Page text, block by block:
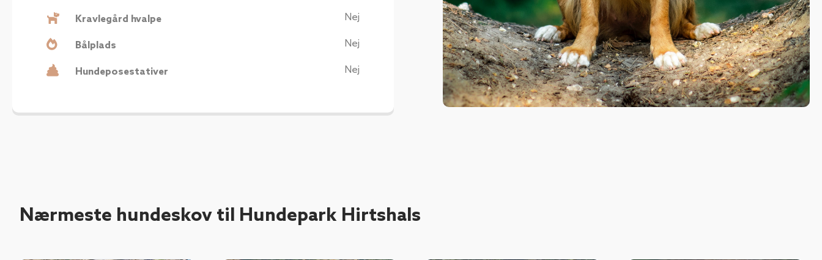
Kravlegård hvalpe Nej
Bålplads Nej
Hundeposestativer Nej
Nærmeste hundeskov til Hundepark Hirtshals